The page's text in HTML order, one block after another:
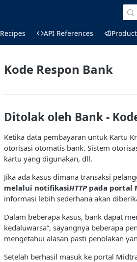
Recipes API References
Kode Respon Bank
Ditolak oleh Bank -
Ketika data pembayaran untuk Kartu
otorisasi otomatis bank. Sistem
kartu yang digunakan, dll.
Jika ada kasus dimana transaksi
melalui notifikasiHTTPpada portal
informasi lebih sederhana akan
Dalam beberapa kasus, bank dapat
kedaluwarsa”, sayangnya beberapa
mengetahui alasan pasti penolakan
Setelah berhasil masuk ke portal